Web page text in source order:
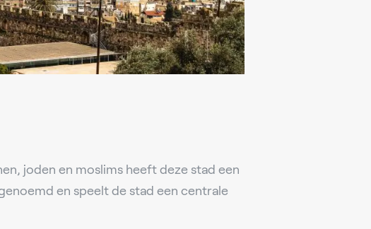
joden en moslims heeft deze stad een
en speelt de stad een centrale